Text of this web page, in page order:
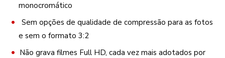
monocromático
Sem opções de qualidade de compressão para as fotos
e sem o formato 3:2
Não grava filmes Full HD, cada vez mais adotados por